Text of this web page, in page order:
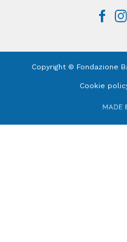
Copyright © Fondazione
Cookie